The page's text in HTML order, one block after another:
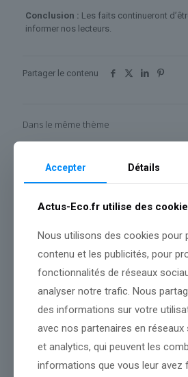
Conclusion : Les faits continueront
informer nos lecteurs.
Partager le contenu
Dans le même thème
Venezuela : au moins 32 morts après 2
Accepter Détails
Actus-Eco.fr utilise des
Nous utilisons des cookies pour
contenu et les publicités, pour
fonctionnalités de réseaux
analyser notre trafic. Nous
des informations sur votre
avec nos partenaires en réseaux
et analytics, qui peuvent les
informations que vous leur avez